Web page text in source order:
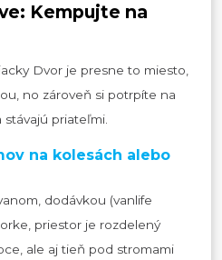
Kempujte na
Dvor je presne to miesto,
no zároveň si potrpíte na
priateľmi.
na kolesách alebo
dodávkou (vanlife
priestor je rozdelený
ale aj tieň pod stromami